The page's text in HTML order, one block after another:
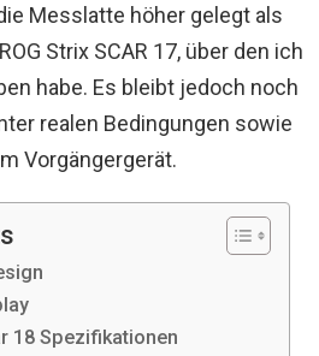
Messlatte höher gelegt als
Strix SCAR 17, über den ich
habe. Es bleibt jedoch noch
realen Bedingungen sowie
Vorgängergerät.
18 Spezifikationen